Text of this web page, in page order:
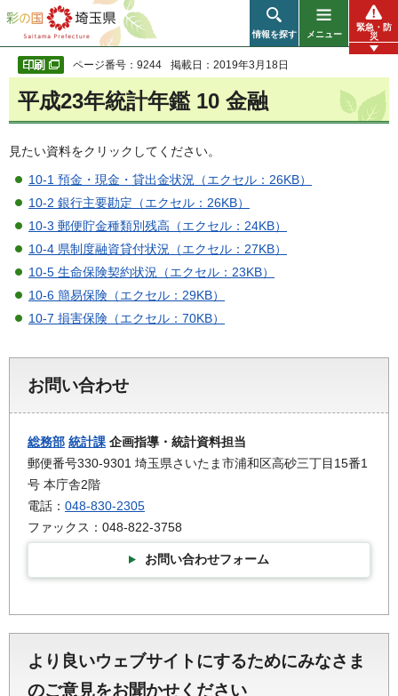
彩の国 埼玉県
情報を探す メニュー
緊急・防
災
ページ番号：9244 掲載日：2019年3月18日
平成23年統計年鑑 10 金融
見たい資料をクリックしてください。
10-1 預金・現金・貸出金状況（エクセル：26KB）
10-2 銀行主要勘定（エクセル：26KB）
10-3 郵便貯金種類別残高（エクセル：24KB）
10-4 県制度融資貸付状況（エクセル：27KB）
10-5 生命保険契約状況（エクセル：23KB）
10-6 簡易保険（エクセル：29KB）
10-7 損害保険（エクセル：70KB）
お問い合わせ
総務部 統計課 企画指導・統計資料担当
郵便番号330-9301 埼玉県さいたま市浦和区高砂三丁目15番1
号 本庁舎2階
電話： 048-830-2305
ファックス：048-822-3758
お問い合わせフォーム
より良いウェブサイトにするためにみなさま
のご意見をお聞かせください